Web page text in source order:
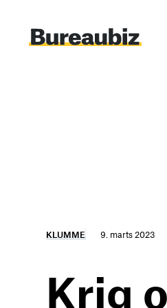
indhold
KLUMME 9. marts 2023
Krig